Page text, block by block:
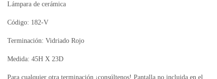
Lámpara de cerámica
Código: 182-V
Terminación: Vidriado Rojo
Medida: 45H X 23D
Para cualquier otra terminación ¡consúltenos! Pantalla no incluida en el